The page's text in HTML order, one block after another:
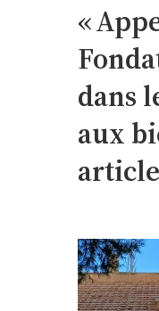
«
dans
aux